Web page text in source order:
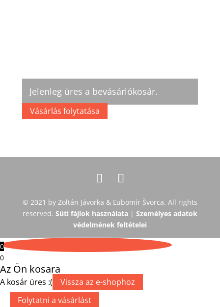
Jelenleg üres a bevásárlókosár.
Vásárlás folytatása
© 2021 by Zoltán Jávorka & Ľubomír Švorca. All rights
reserved. Süti fájlok használata| Személyes adatok
védelmének feltételei
0
0
Az Ön kosara
A kosár üres :(
Vissza az e-shophoz
Folytatni a vásárlást